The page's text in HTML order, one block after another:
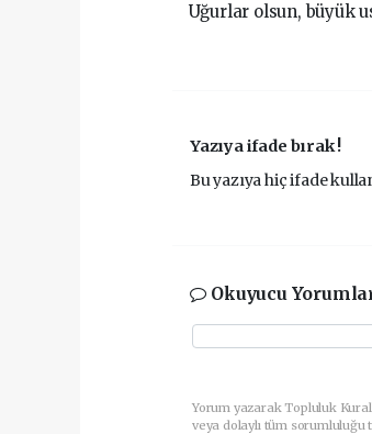
Uğurlar olsun, büyük
Yazıya ifade bırak !
Bu yazıya hiç ifade
Okuyucu
Yorum yazarak Topluluk
veya dolaylı tüm sorumluluğu